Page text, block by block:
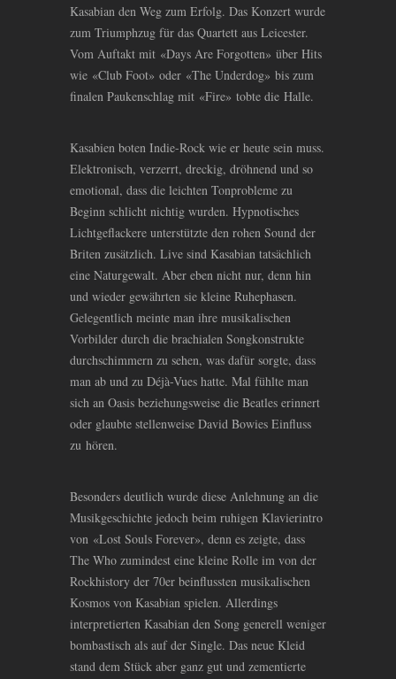
Kasabian den Weg zum Erfolg. Das Konzert wurde
zum Triumphzug für das Quartett aus Leicester.
Vom Auftakt mit «Days Are Forgotten» über Hits
wie «Club Foot» oder «The Underdog» bis zum
finalen Paukenschlag mit «Fire» tobte die Halle.
Kasabien boten Indie-Rock wie er heute sein muss.
Elektronisch, verzerrt, dreckig, dröhnend und so
emotional, dass die leichten Tonprobleme zu
Beginn schlicht nichtig wurden. Hypnotisches
Lichtgeflackere unterstützte den rohen Sound der
Briten zusätzlich. Live sind Kasabian tatsächlich
eine Naturgewalt. Aber eben nicht nur, denn hin
und wieder gewährten sie kleine Ruhephasen.
Gelegentlich meinte man ihre musikalischen
Vorbilder durch die brachialen Songkonstrukte
durchschimmern zu sehen, was dafür sorgte, dass
man ab und zu Déjà-Vues hatte. Mal fühlte man
sich an Oasis beziehungsweise die Beatles erinnert
oder glaubte stellenweise David Bowies Einfluss
zu hören.
Besonders deutlich wurde diese Anlehnung an die
Musikgeschichte jedoch beim ruhigen Klavierintro
von «Lost Souls Forever», denn es zeigte, dass
The Who zumindest eine kleine Rolle im von der
Rockhistory der 70er beinflussten musikalischen
Kosmos von Kasabian spielen. Allerdings
interpretierten Kasabian den Song generell weniger
bombastisch als auf der Single. Das neue Kleid
stand dem Stück aber ganz gut und zementierte